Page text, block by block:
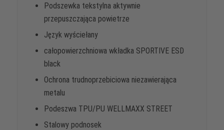
Podszewka tekstylna aktywnie
przepuszczająca powietrze
Język wyściełany
całopowierzchniowa wkładka SPORTIVE ESD
black
Ochrona trudnoprzebiciowa niezawierająca
metalu
Podeszwa TPU/PU WELLMAXX STREET
Stalowy podnosek